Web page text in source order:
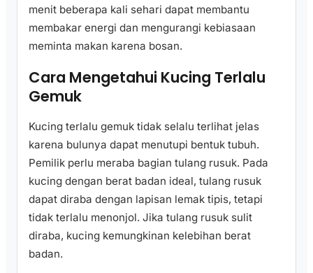
menit beberapa kali sehari dapat membantu
membakar energi dan mengurangi kebiasaan
meminta makan karena bosan.
Cara Mengetahui Kucing Terlalu
Gemuk
Kucing terlalu gemuk tidak selalu terlihat jelas
karena bulunya dapat menutupi bentuk tubuh.
Pemilik perlu meraba bagian tulang rusuk. Pada
kucing dengan berat badan ideal, tulang rusuk
dapat diraba dengan lapisan lemak tipis, tetapi
tidak terlalu menonjol. Jika tulang rusuk sulit
diraba, kucing kemungkinan kelebihan berat
badan.